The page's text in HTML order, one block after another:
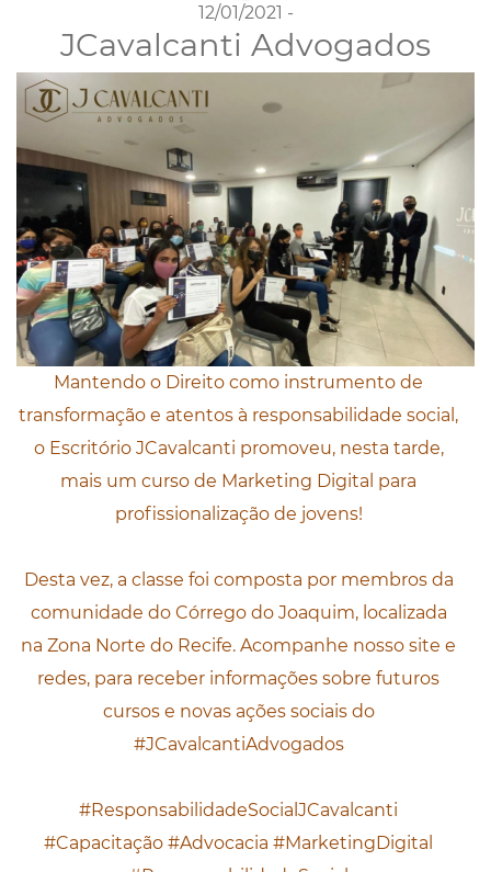
12/01/2021 -
JCavalcanti Advogados
Mantendo o Direito como instrumento de
transformação e atentos à responsabilidade social,
o Escritório JCavalcanti promoveu, nesta tarde,
mais um curso de Marketing Digital para
profissionalização de jovens!
Desta vez, a classe foi composta por membros da
comunidade do Córrego do Joaquim, localizada
na Zona Norte do Recife. Acompanhe nosso site e
redes, para receber informações sobre futuros
cursos e novas ações sociais do
#JCavalcantiAdvogados
#ResponsabilidadeSocialJCavalcanti
#Capacitação #Advocacia #MarketingDigital